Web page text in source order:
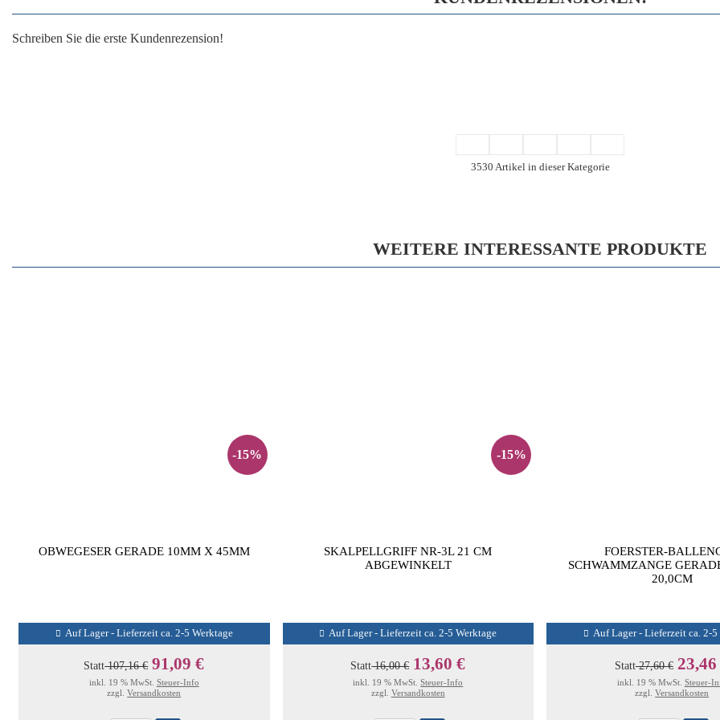
Schreiben Sie die erste Kundenrezension!
3530 Artikel in dieser Kategorie
WEITERE INTERESSANTE PRODUKTE
-15%
OBWEGESER GERADE 10MM X 45MM
Auf Lager - Lieferzeit ca. 2-5 Werktage
Statt107,16 € 91,09 €
inkl. 19 % MwSt. Steuer-Info
zzgl.Versandkosten
-15%
SKALPELLGRIFF NR-3L 21 CM
ABGEWINKELT
Auf Lager - Lieferzeit ca. 2-5 Werktage
Statt16,00 € 13,60 €
inkl. 19 % MwSt.Steuer-Info
zzgl. Versandkosten
FOERSTER-
SCHWAMMZANGE
20,0CM
Auf Lager - Lieferzeit ca. 2-5
Statt27,60 € 23,46
inkl. 19 % MwSt. Steuer-
zzgl.Versandkosten